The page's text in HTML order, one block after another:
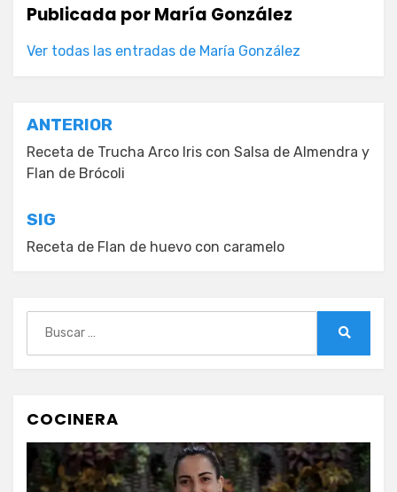
Publicada porMaría González
Ver todas las entradas de María González
Navegación
de
entradas
ANTERIOR
Receta de Trucha Arco Iris con Salsa de Almendra y
Flan de Brócoli
SIG
Receta de Flan de huevo con caramelo
COCINERA